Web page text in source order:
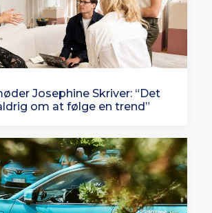
Josephine Skriver: “Det
om at følge en trend”